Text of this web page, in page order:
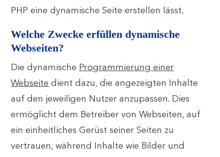
PHP eine dynamische Seite erstellen lässt.
Welche Zwecke erfüllen dynamische
Webseiten?
Die dynamische Programmierung einer
Webseite dient dazu, die angezeigten Inhalte
auf den jeweiligen Nutzer anzupassen. Dies
ermöglicht dem Betreiber von Webseiten, auf
ein einheitliches Gerüst seiner Seiten zu
vertrauen, während Inhalte wie Bilder und